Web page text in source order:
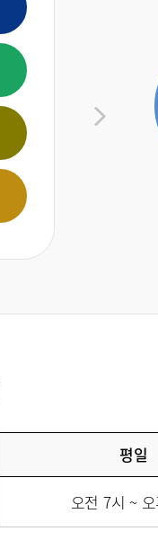
평일
오전 7시 ~